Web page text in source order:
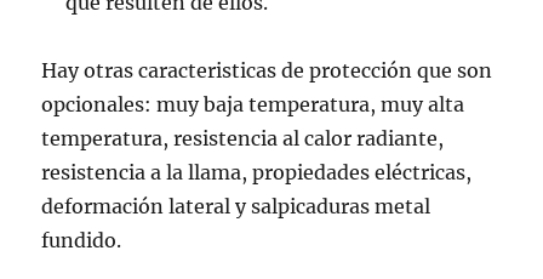
Hay otras caracteristicas de protección que son
opcionales: muy baja temperatura, muy alta
temperatura, resistencia al calor radiante,
resistencia a la llama, propiedades eléctricas,
deformación lateral y salpicaduras metal
fundido.